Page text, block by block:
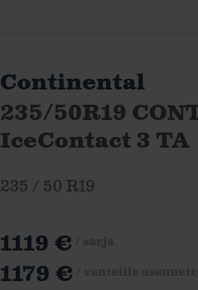
Continental
235/50R19
IceContact 3 TA
235 / 50 R19
1119 €
1179 €